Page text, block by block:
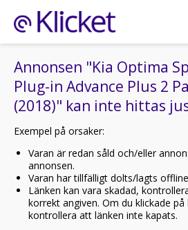
Annonsen "Kia Optima
Plug-in Advance Plus 2
(2018)" kan inte hittas
Exempel på orsaker:
Varan är redan såld och/eller
annonsen.
Varan har tillfälligt dolts/lagts
Länken kan vara skadad,
korrekt angiven. Om du klickade
kontrollera att länken inte kapats.